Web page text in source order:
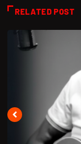
RELATED POST